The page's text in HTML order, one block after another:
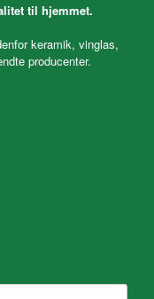
til hjemmet.
keramik, vinglas,
producenter.